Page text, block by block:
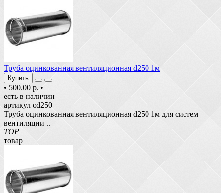
Труба оцинкованная вентиляционная d250 1м
Купить
• 500.00 р. •
есть в наличии
артикул od250
Труба оцинкованная вентиляционная d250 1м для систем
вентиляции ..
TOP
товар